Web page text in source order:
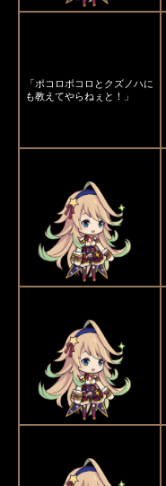
「ポコロポコロとクズノハに
も教えてやらねぇと！」